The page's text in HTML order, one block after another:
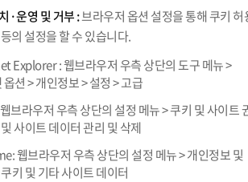
·운영 및 거부 :브라우저 옵션 설정을 통해 쿠키 허
의 설정을 할 수 있습니다.
Explorer : 웹브라우저 우측 상단의 도구 메뉴 >
옵션 > 개인정보 > 설정 > 고급
브라우저 우측 상단의 설정 메뉴 > 쿠키 및 사이트
사이트 데이터 관리 및 삭제
웹브라우저 우측 상단의 설정 메뉴 > 개인정보 및
키 및 기타 사이트 데이터